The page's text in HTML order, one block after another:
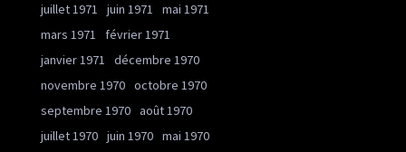
juillet 1971
juin 1971
mai 1971
mars 1971
février 1971
janvier 1971
décembre 1970
novembre 1970 octobre 1970
septembre 1970 août 1970
juillet 1970 juin 1970 mai 1970